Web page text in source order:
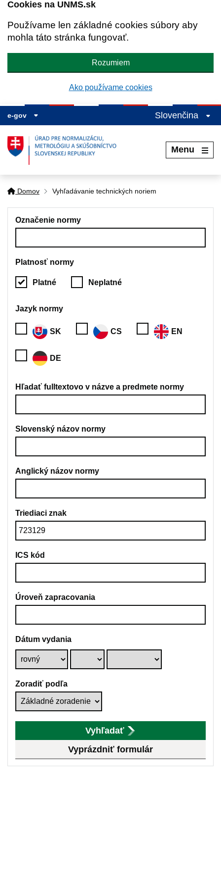
Cookies na UNMS.sk
Používame len základné cookies súbory aby
mohla táto stránka fungovať.
Rozumiem
Ako používame cookies
e-gov Slovenčina
Menu
Domov Vyhľadávanie technických noriem
Označenie normy
Platnosť normy
Platné Neplatné
Jazyk normy
SK CS EN
DE
Hľadať fulltextovo v názve a predmete normy
Slovenský názov normy
Anglický názov normy
Triediaci znak
ICS kód
Úroveň zapracovania
Dátum vydania
Zoradiť podľa
Vyhľadať
Vyprázdniť formulár